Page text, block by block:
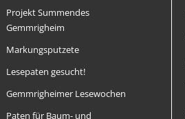
Projekt Summendes
Gemmrigheim
Markungsputzete
Lesepaten gesucht!
Gemmrigheimer Lesewochen
Paten für Baum- und